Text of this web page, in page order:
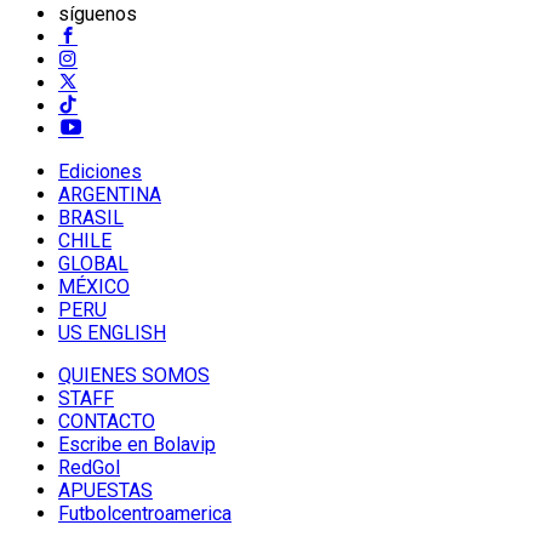
síguenos
Ediciones
ARGENTINA
BRASIL
CHILE
GLOBAL
MÉXICO
PERU
US ENGLISH
QUIENES SOMOS
STAFF
CONTACTO
Escribe en Bolavip
RedGol
APUESTAS
Futbolcentroamerica